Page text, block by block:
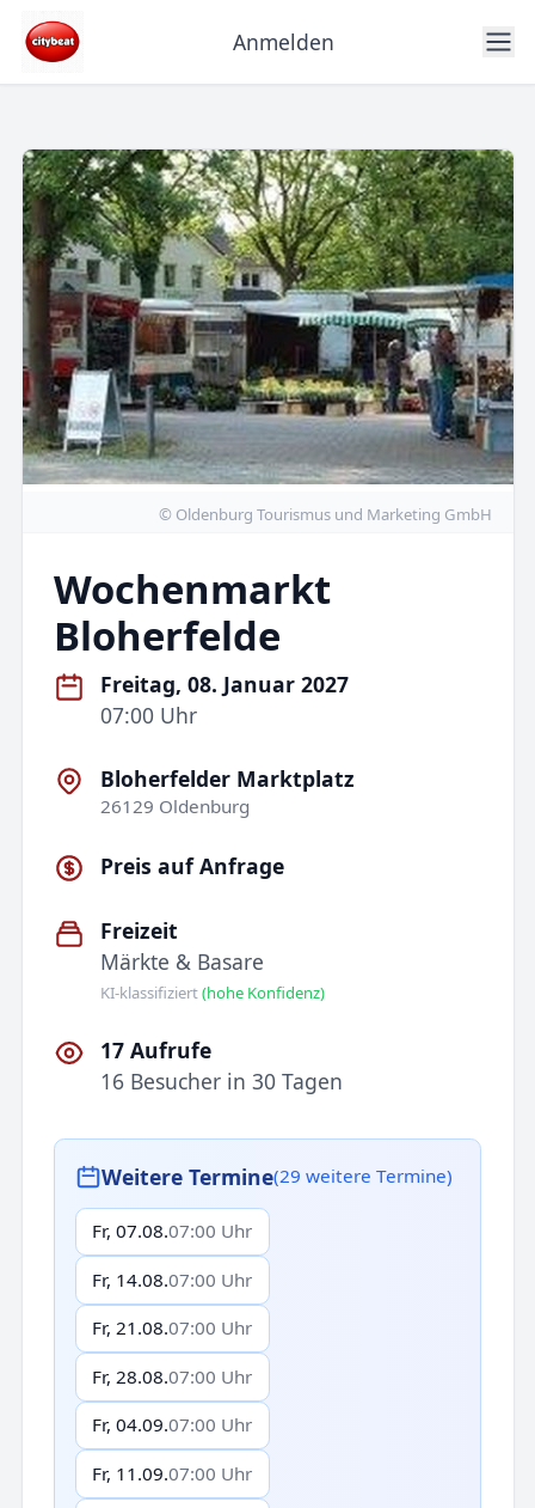
Anmelden
© Oldenburg Tourismus und Marketing GmbH
Wochenmarkt
Bloherfelde
Freitag, 08. Januar 2027
07:00 Uhr
Bloherfelder Marktplatz
26129 Oldenburg
Preis auf Anfrage
Freizeit
Märkte & Basare
KI-klassifiziert(hohe Konfidenz)
17 Aufrufe
16 Besucher in 30 Tagen
Weitere Termine(29 weitere Termine)
Fr, 07.08.07:00 Uhr
Fr, 14.08.07:00 Uhr
Fr, 21.08.07:00 Uhr
Fr, 28.08.07:00 Uhr
Fr, 04.09.07:00 Uhr
Fr, 11.09.07:00 Uhr